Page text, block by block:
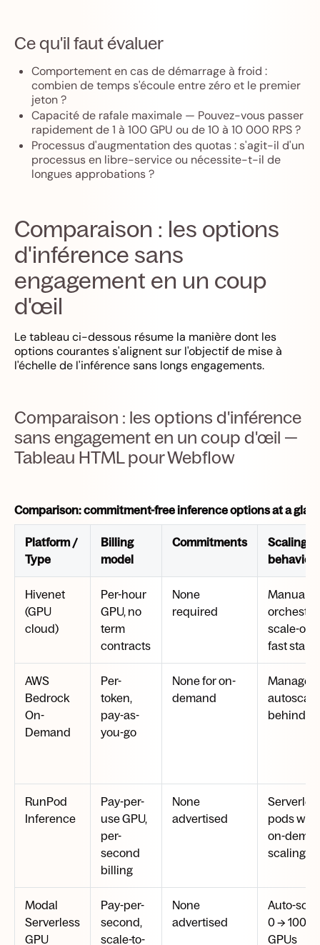
Ce qu'il faut évaluer
Comportement en cas de démarrage à froid :
combien de temps s'écoule entre zéro et le premier
jeton ?
Capacité de rafale maximale — Pouvez-vous passer
rapidement de 1 à 100 GPU ou de 10 à 10 000 RPS ?
Processus d'augmentation des quotas : s'agit-il d'un
processus en libre-service ou nécessite-t-il de
longues approbations ?
Comparaison : les options
d'inférence sans
engagement en un coup
d'œil
Le tableau ci-dessous résume la manière dont les
options courantes s'alignent sur l'objectif de mise à
l'échelle de l'inférence sans longs engagements.
Comparaison : les options d'inférence
sans engagement en un coup d'œil —
Tableau HTML pour Webflow
Comparison: commitment-free inference options at a
Platform /
Type
Billing
model
Commitments
Scaling
behavior
Hivenet
(GPU
cloud)
Per-hour
GPU, no
term
contracts
None
required
Manual or
scale-out;
fast start
AWS
Bedrock
On-
Demand
Per-
token,
pay-as-
you-go
None for on-
demand
Managed
behind
RunPod
Inference
Pay-per-
use GPU,
per-
second
billing
None
advertised
pods with
on-
scaling
Modal
Serverless
GPU
Pay-per-
second,
scale-to-
None
advertised
Auto-
0 → 100+
GPUs